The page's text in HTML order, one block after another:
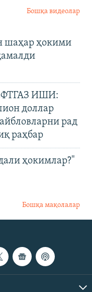
Бошқа видеолар
шаҳар ҳокими
ИШИ:
доллар
рад
раҳбар
ҳокимлар?"
Бошқа мақолалар